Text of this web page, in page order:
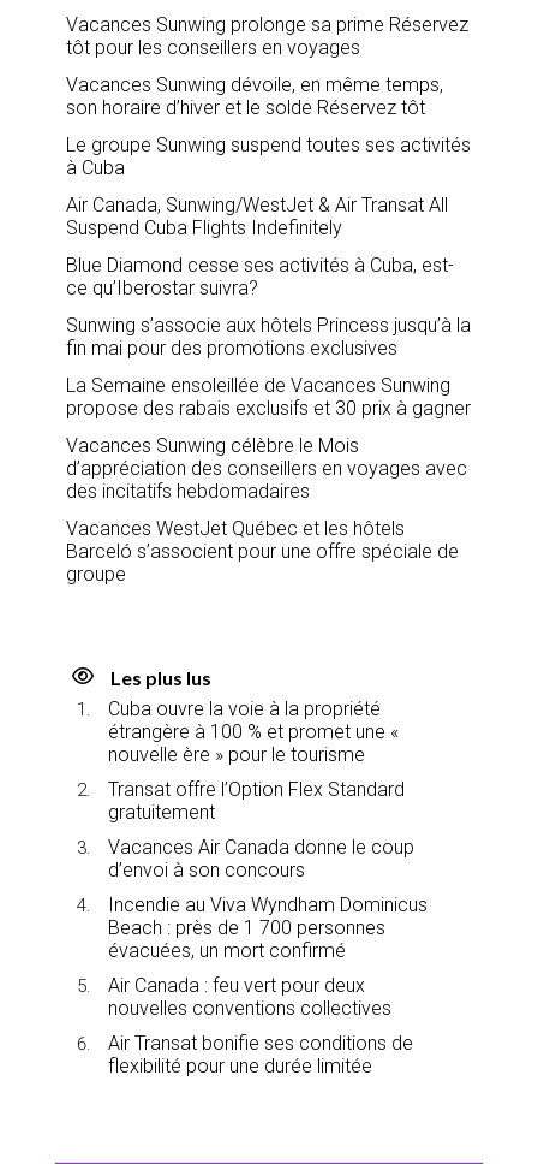
Vacances Sunwing prolonge sa prime Réservez
tôt pour les conseillers en voyages
Vacances Sunwing dévoile, en même temps,
son horaire d’hiver et le solde Réservez tôt
Le groupe Sunwing suspend toutes ses activités
à Cuba
Air Canada, Sunwing/WestJet & Air Transat All
Suspend Cuba Flights Indefinitely
Blue Diamond cesse ses activités à Cuba, est-
ce qu’Iberostar suivra?
Sunwing s’associe aux hôtels Princess jusqu’à la
fin mai pour des promotions exclusives
La Semaine ensoleillée de Vacances Sunwing
propose des rabais exclusifs et 30 prix à gagner
Vacances Sunwing célèbre le Mois
d’appréciation des conseillers en voyages avec
des incitatifs hebdomadaires
Vacances WestJet Québec et les hôtels
Barceló s’associent pour une offre spéciale de
groupe
Les plus lus
Cuba ouvre la voie à la propriété
étrangère à 100 % et promet une «
nouvelle ère » pour le tourisme
Transat offre l’Option Flex Standard
gratuitement
Vacances Air Canada donne le coup
d’envoi à son concours
Incendie au Viva Wyndham Dominicus
Beach : près de 1 700 personnes
évacuées, un mort confirmé
Air Canada : feu vert pour deux
nouvelles conventions collectives
Air Transat bonifie ses conditions de
flexibilité pour une durée limitée